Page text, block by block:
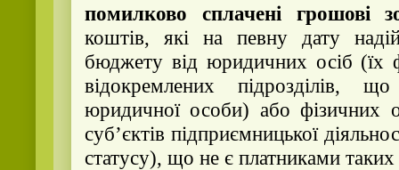
помилково сплачені грошові
коштів, які на певну дату
бюджету від юридичних осіб (їх
відокремлених підрозділів,
юридичної особи) або фізичних
суб’єктів підприємницької
статусу), що не є платниками